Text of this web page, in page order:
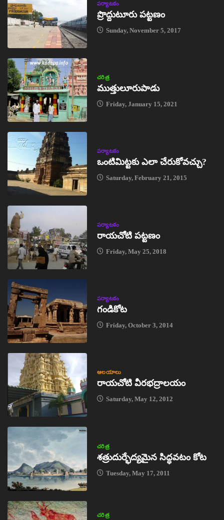
పర్యాటకం
ప్రొద్దుటూరు పట్టణం
Sunday, November 5, 2017
చరిత్ర
ముత్తులూరుపాడు
Friday, January 15, 2021
పర్యాటకం
ఒంటిమిట్టకు ఎలా చేరుకోవచ్చు?
Saturday, February 21, 2015
పర్యాటకం
రాయచోటి పట్టణం
Friday, May 25, 2018
పర్యాటకం
గండికోట
Friday, October 3, 2014
ఆలయాలు
రాయచోటి వీరభద్రాలయం
Saturday, May 12, 2012
చరిత్ర
శత్రుదుర్భేద్యమైన సిద్ధవటం కోట
Tuesday, May 17, 2011
చరిత్ర